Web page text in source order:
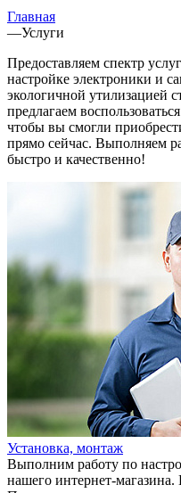
Главная
—Услуги
Предоставляем спектр
настройке электроники и
экологичной утилизацией
предлагаем
чтобы вы смогли
прямо сейчас. Выполняем
быстро и качественно!
Установка, монтаж
Выполним работу по
нашего интернет-магазина.